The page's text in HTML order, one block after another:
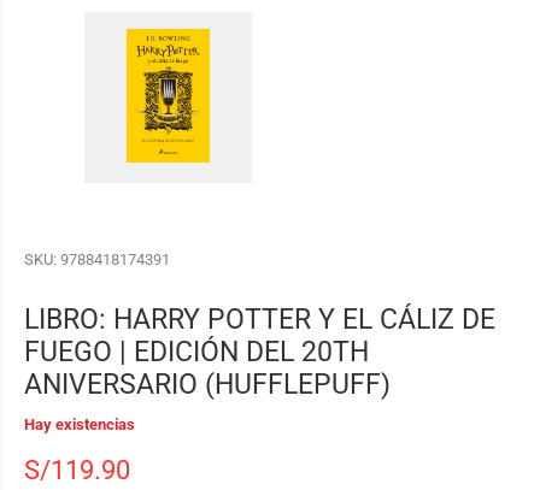
SKU: 9788418174391
LIBRO: HARRY POTTER Y EL CÁLIZ DE
FUEGO | EDICIÓN DEL 20TH
ANIVERSARIO (HUFFLEPUFF)
Hay existencias
S/119.90